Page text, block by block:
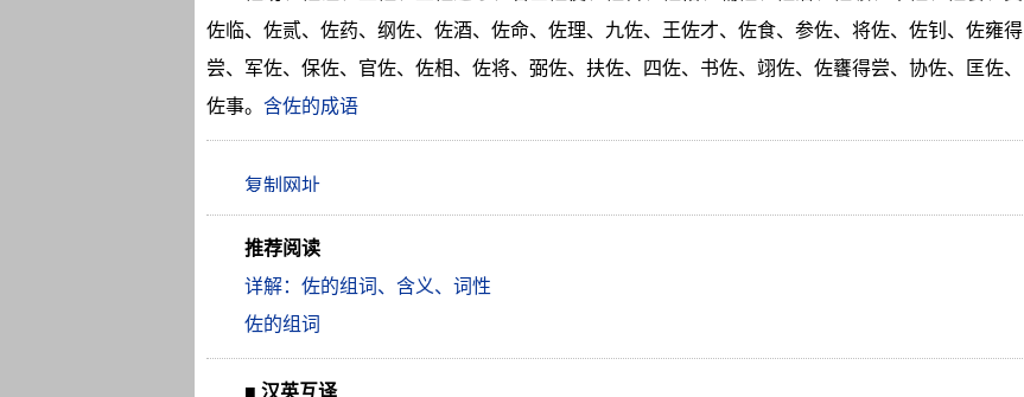
佐临、佐贰、佐药、纲佐、佐酒、佐命、佐理、九佐、王佐才、佐食、参佐、将佐、佐钊、佐雍得
尝、军佐、保佐、官佐、佐相、佐将、弼佐、扶佐、四佐、书佐、翊佐、佐饔得尝、协佐、匡佐、
佐事。 含佐的成语
推荐阅读
详解：佐的组词、含义、词性
佐的组词
■ 汉英互译